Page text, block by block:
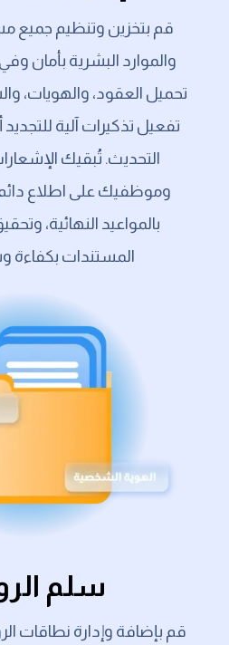
قم بتخزين وتنظيم جميع
والموارد البشرية بأمان
تحميل العقود، والهويات،
تفعيل تذكيرات آلية للتجديد
التحديث. تُبقيك
وموظفيك على اطلاع دائم،
بالمواعيد النهائية،
المستندات بكفاءة
سلم
قم بإضافة وإدارة نطاقات